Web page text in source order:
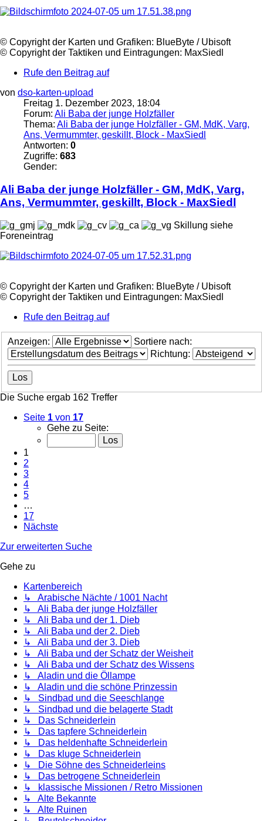
©️ Copyright der Karten und Grafiken: BlueByte / Ubisoft
©️ Copyright der Taktiken und Eintragungen: MaxSiedl
Rufe den Beitrag auf
von dso-karten-upload
Freitag 1. Dezember 2023, 18:04
Forum: Ali Baba der junge Holzfäller
Thema: Ali Baba der junge Holzfäller - GM, MdK, Varg,
Ans, Vermummter, geskillt, Block - MaxSiedl
Antworten: 0
Zugriffe: 683
Gender:
Ali Baba der junge Holzfäller - GM, MdK, Varg,
Ans, Vermummter, geskillt, Block - MaxSiedl
Skillung siehe
Foreneintrag
©️ Copyright der Karten und Grafiken: BlueByte / Ubisoft
©️ Copyright der Taktiken und Eintragungen: MaxSiedl
Rufe den Beitrag auf
Anzeigen:
Sortiere nach:
Richtung:
Die Suche ergab 162 Treffer
Seite 1 von 17
Gehe zu Seite:
1
2
3
4
5
…
17
Nächste
Zur erweiterten Suche
Gehe zu
Kartenbereich
↳ Arabische Nächte / 1001 Nacht
↳ Ali Baba der junge Holzfäller
↳ Ali Baba und der 1. Dieb
↳ Ali Baba und der 2. Dieb
↳ Ali Baba und der 3. Dieb
↳ Ali Baba und der Schatz der Weisheit
↳ Ali Baba und der Schatz des Wissens
↳ Aladin und die Öllampe
↳ Aladin und die schöne Prinzessin
↳ Sindbad und die Seeschlange
↳ Sindbad und die belagerte Stadt
↳ Das Schneiderlein
↳ Das tapfere Schneiderlein
↳ Das heldenhafte Schneiderlein
↳ Das kluge Schneiderlein
↳ Die Söhne des Schneiderleins
↳ Das betrogene Schneiderlein
↳ klassische Missionen / Retro Missionen
↳ Alte Bekannte
↳ Alte Ruinen